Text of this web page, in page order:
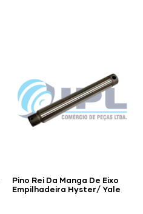
Pino Rei Da Manga De Eixo
Empilhadeira Hyster/ Yale